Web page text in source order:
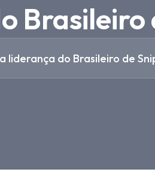
Brasileiro
liderança do Brasileiro de